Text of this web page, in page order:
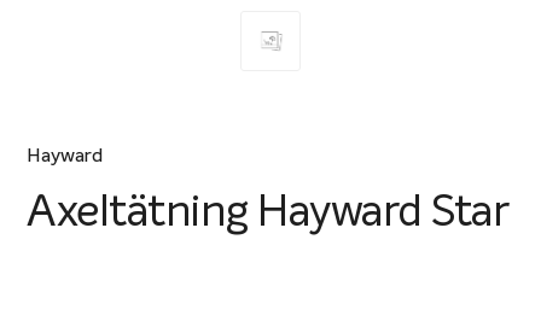
Hayward
Axeltätning Hayward Star